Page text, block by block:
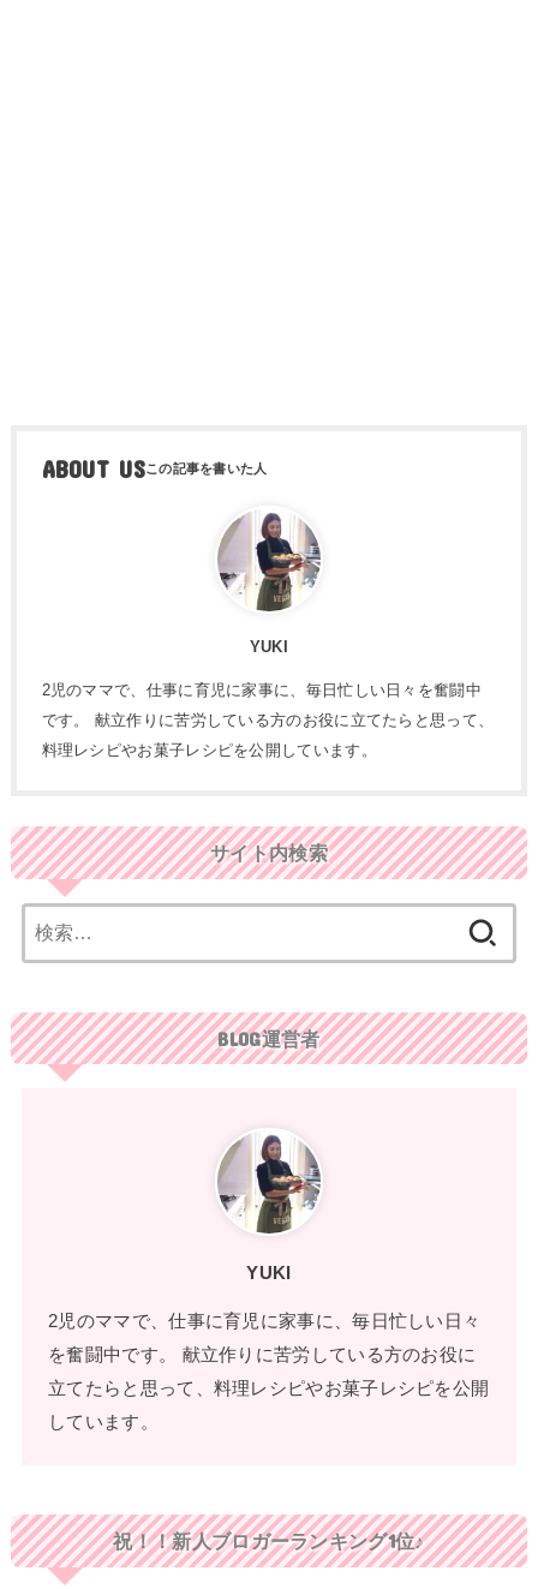
ABOUT US
YUKI
2児のママで、仕事に育児に家事に、毎日忙しい日々を奮闘中
です。 献立作りに苦労している方のお役に立てたらと思って、
料理レシピやお菓子レシピを公開しています。
サイト内検索
索:
BLOG運営者
YUKI
2児のママで、仕事に育児に家事に、毎日忙しい日々
を奮闘中です。 献立作りに苦労している方のお役に
立てたらと思って、料理レシピやお菓子レシピを公開
しています。
祝！！新人ブロガーランキング1位♪